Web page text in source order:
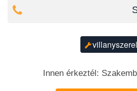
Innen érkeztél: